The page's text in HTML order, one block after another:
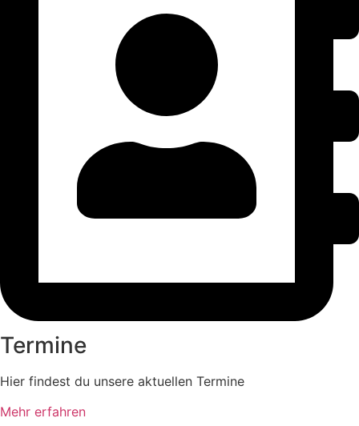
Termine
Hier findest du unsere aktuellen Termine
Mehr erfahren